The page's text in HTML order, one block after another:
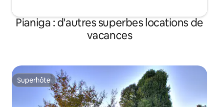
Pianiga : d'autres superbes locations de
vacances
Superhôte
Superhôte